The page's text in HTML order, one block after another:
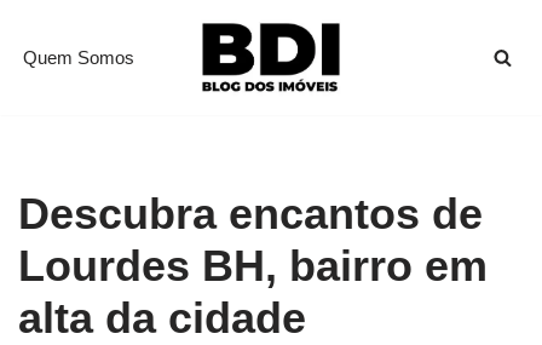
Pular
Quem Somos
Descubra encantos de
Lourdes BH, bairro em
alta da cidade